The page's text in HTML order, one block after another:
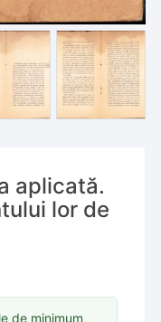
aplicată.
lor de
de minimum